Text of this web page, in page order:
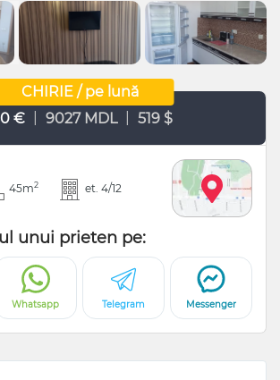
CHIRIE / pe lună
€
9027 MDL 519 $
45m2 et. 4/12
unui prieten pe:
Whatsapp Telegram Messenger